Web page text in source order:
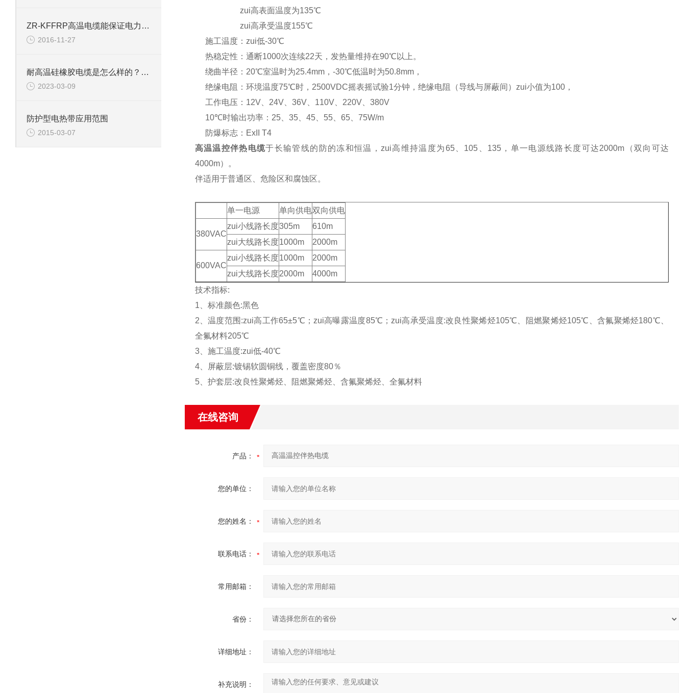
ZR-KFFRP高温电缆能保证电力和信号的安全运行
2016-11-27
耐高温硅橡胶电缆是怎么样的？如何进行安装？
2023-03-09
防护型电热带应用范围
2015-03-07
zui高表面温度为135℃
zui高承受温度155℃
施工温度：zui低-30℃
热稳定性：通断1000次连续22天，发热量维持在90℃以上。
绕曲半径：20℃室温时为25.4mm，-30℃低温时为50.8mm，
绝缘电阻：环境温度75℃时，2500VDC摇表摇试验1分钟，绝缘电阻（导线与屏蔽间）zui小值为100，
工作电压：12V、24V、36V、110V、220V、380V
10℃时输出功率：25、35、45、55、65、75W/m
防爆标志：ExII T4
高温温控伴热电缆于长输管线的防的冻和恒温，zui高维持温度为65、105、135，单一电源线路长度可达2000m（双向可达
4000m）。
伴适用于普通区、危险区和腐蚀区。
单一电源 单向供电双向供电
380VAC
zui小线路长度305m
610m
zui大线路长度1000m 2000m
600VAC
zui小线路长度1000m
2000m
zui大线路长度2000m
4000m
技术指标:
1、标准颜色:黑色
2、温度范围:zui高工作65±5℃；zui高曝露温度85℃；zui高承受温度:改良性聚烯烃105℃、阻燃聚烯烃105℃、含氟聚烯烃180℃、
全氟材料205℃
3、施工温度:zui低-40℃
4、屏蔽层:镀锡软圆铜线，覆盖密度80％
5、护套层:改良性聚烯烃、阻燃聚烯烃、含氟聚烯烃、全氟材料
在线咨询
产品：
您的单位：
您的姓名：
联系电话：
常用邮箱：
省份：
详细地址：
补充说明：